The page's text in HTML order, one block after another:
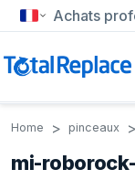
Achats
Home pinceaux
mi-